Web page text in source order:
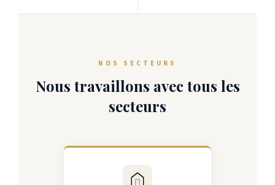
NOS SECTEURS
Nous travaillons avec tous les
secteurs